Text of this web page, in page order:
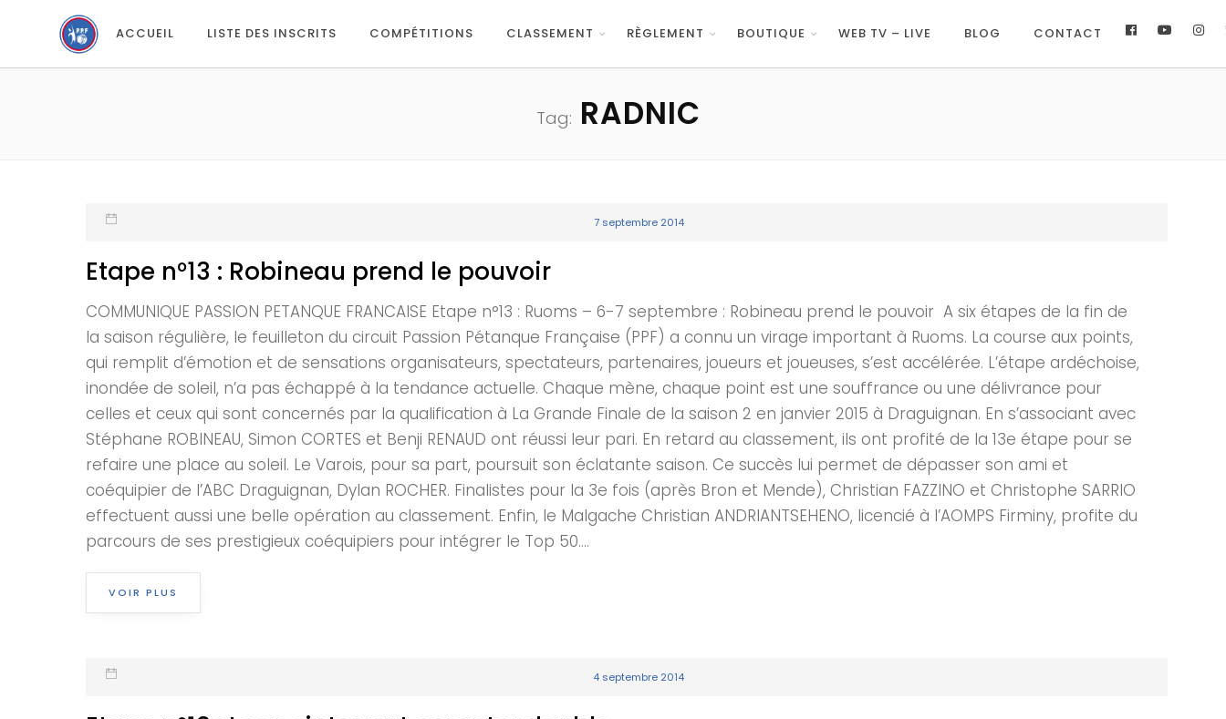
ACCUEIL LISTE DES INSCRITS COMPÉTITIONS CLASSEMENT RÈGLEMENT BOUTIQUE WEB TV – LIVE BLOG CONTACT
Tag: RADNIC
7 septembre 2014
Etape n°13 : Robineau prend le pouvoir
COMMUNIQUE PASSION PETANQUE FRANCAISE Etape n°13 : Ruoms – 6-7 septembre : Robineau prend le pouvoir A six étapes de la fin de
la saison régulière, le feuilleton du circuit Passion Pétanque Française (PPF) a connu un virage important à Ruoms. La course aux points,
qui remplit d’émotion et de sensations organisateurs, spectateurs, partenaires, joueurs et joueuses, s’est accélérée. L’étape ardéchoise,
inondée de soleil, n’a pas échappé à la tendance actuelle. Chaque mène, chaque point est une souffrance ou une délivrance pour
celles et ceux qui sont concernés par la qualification à La Grande Finale de la saison 2 en janvier 2015 à Draguignan. En s’associant avec
Stéphane ROBINEAU, Simon CORTES et Benji RENAUD ont réussi leur pari. En retard au classement, ils ont profité de la 13e étape pour se
refaire une place au soleil. Le Varois, pour sa part, poursuit son éclatante saison. Ce succès lui permet de dépasser son ami et
coéquipier de l’ABC Draguignan, Dylan ROCHER. Finalistes pour la 3e fois (après Bron et Mende), Christian FAZZINO et Christophe SARRIO
effectuent aussi une belle opération au classement. Enfin, le Malgache Christian ANDRIANTSEHENO, licencié à l’AOMPS Firminy, profite du
parcours de ses prestigieux coéquipiers pour intégrer le Top 50....
VOIR PLUS
4 septembre 2014